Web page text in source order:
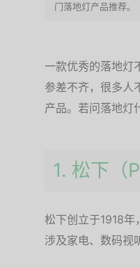
门落地灯产品推荐。
一款优秀的落地灯
参差不齐，很多人
产品。若问落地灯
1. 松下（
松下创立于1918
涉及家电、数码视